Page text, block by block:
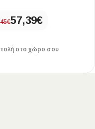
€57,39€
στο χώρο σου